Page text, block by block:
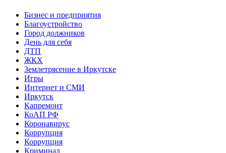
Бизнес и предприятия
Благоустройство
Город должников
День для себя
ДТП
ЖКХ
Землетрясение в Иркутске
Игры
Интернет и СМИ
Иркутск
Капремонт
КоАП РФ
Коронавирус
Коррупция
Коррупция
Криминал